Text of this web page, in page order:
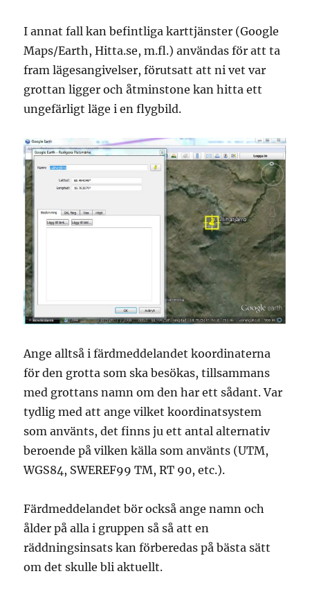
I annat fall kan befintliga karttjänster (Google
Maps/Earth, Hitta.se, m.fl.) användas för att ta
fram lägesangivelser, förutsatt att ni vet var
grottan ligger och åtminstone kan hitta ett
ungefärligt läge i en flygbild.
Ange alltså i färdmeddelandet koordinaterna
för den grotta som ska besökas, tillsammans
med grottans namn om den har ett sådant. Var
tydlig med att ange vilket koordinatsystem
som använts, det finns ju ett antal alternativ
beroende på vilken källa som använts (UTM,
WGS84, SWEREF99 TM, RT 90, etc.).
Färdmeddelandet bör också ange namn och
ålder på alla i gruppen så så att en
räddningsinsats kan förberedas på bästa sätt
om det skulle bli aktuellt.